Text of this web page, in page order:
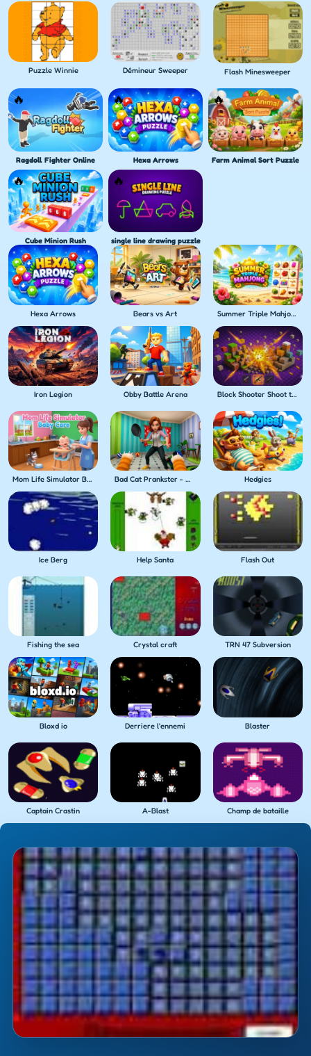
Puzzle Winnie Démineur Sweeper Flash Minesweeper
Ragdoll Fighter Online Hexa Arrows Farm Animal Sort Puzzle
Cube Minion Rush single line drawing puzzle
Hexa Arrows Bears vs Art Summer Triple Mahjong
Iron Legion Obby Battle Arena Block Shooter Shoot the Blocks!
Mom Life Simulator Baby Care Bad Cat Prankster - Mom's Return Hedgies
Ice Berg Help Santa Flash Out
Fishing the sea Crystal craft TRN 47 Subversion
Bloxd io Derriere l'ennemi Blaster
Captain Crastin A-Blast Champ de bataille